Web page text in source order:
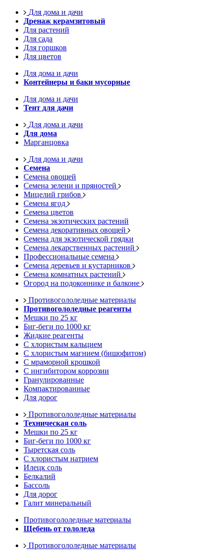
Для дома и дачи
Дренаж керамзитовый
Для растений
Для сада
Для горшков
Для цветов
Для дома и дачи
Контейнеры и баки мусорные
Для дома и дачи
Тент для дачи
Для дома и дачи
Для дома
Марганцовка
Для дома и дачи
Семена
Семена овощей
Семена зелени и пряностей
Мицелий грибов
Семена ягод
Семена цветов
Семена экзотических растений
Семена декоративных овощей
Семена для экзотической грядки
Семена лекарственных растений
Профессиональные семена
Семена деревьев и кустарников
Семена комнатных растений
Огород на подоконнике и балконе
Противогололедные материалы
Противогололедные реагенты
Мешки по 25 кг
Биг-беги по 1000 кг
Жидкие реагенты
С хлористым кальцием
С хлористым магнием (бишофитом)
С мраморной крошкой
С ингибитором коррозии
Гранулированные
Компактированные
Для дорог
Противогололедные материалы
Техническая соль
Мешки по 25 кг
Биг-беги по 1000 кг
Тыретская соль
С хлористым натрием
Илецк соль
Белкалий
Бассоль
Для дорог
Галит минеральный
Противогололедные материалы
Щебень от гололеда
Противогололедные материалы